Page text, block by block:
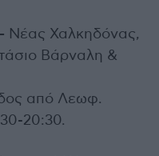
Νέας Χαλκηδόνας,
Βάρναλη &
από Λεωφ.
20:30.